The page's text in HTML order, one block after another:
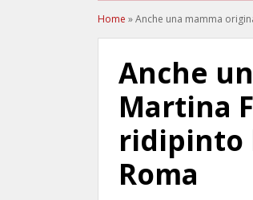
Home »Anche una mamma
Anche
Martina
ridipinto
Roma